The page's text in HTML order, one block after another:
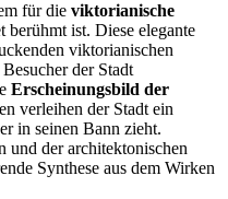
für die viktorianische
berühmt ist. Diese elegante
viktorianischen
der Stadt
Erscheinungsbild der
verleihen der Stadt ein
in seinen Bann zieht.
und der architektonischen
Synthese aus dem Wirken